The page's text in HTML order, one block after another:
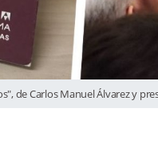
de Carlos Manuel Álvarez y